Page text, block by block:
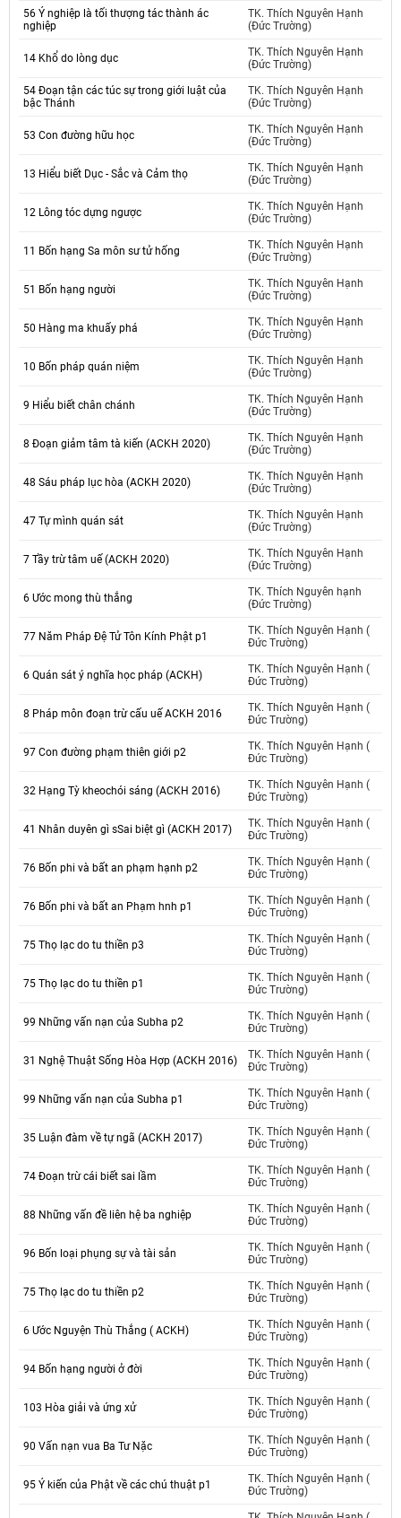
56 Ý nghiệp là tối thượng tác thành ác
nghiệp
TK. Thích Nguyên Hạnh
(Đức Trường)
14 Khổ do lòng dục
TK. Thích Nguyên Hạnh
(Đức Trường)
54 Đoạn tận các túc sự trong giới luật của
bậc Thánh
TK. Thích Nguyên Hạnh
(Đức Trường)
53 Con đường hữu học
TK. Thích Nguyên Hạnh
(Đức Trường)
13 Hiểu biết Dục - Sắc và Cảm thọ
TK. Thích Nguyên Hạnh
(Đức Trường)
12 Lông tóc dựng ngược
TK. Thích Nguyên Hạnh
(Đức Trường)
11 Bốn hạng Sa môn sư tử hống
TK. Thích Nguyên Hạnh
(Đức Trường)
51 Bốn hạng người
TK. Thích Nguyên Hạnh
(Đức Trường)
50 Hàng ma khuấy phá
TK. Thích Nguyên Hạnh
(Đức Trường)
10 Bốn pháp quán niệm
TK. Thích Nguyên Hạnh
(Đức Trường)
9 Hiểu biết chân chánh
TK. Thích Nguyên Hạnh
(Đức Trường)
8 Đoạn giảm tâm tà kiến (ACKH 2020)
TK. Thích Nguyên Hạnh
(Đức Trường)
48 Sáu pháp lục hòa (ACKH 2020)
TK. Thích Nguyên Hạnh
(Đức Trường)
47 Tự mình quán sát
TK. Thích Nguyên Hạnh
(Đức Trường)
7 Tầy trừ tâm uế (ACKH 2020)
TK. Thích Nguyên Hạnh
(Đức Trường)
6 Ước mong thù thắng
TK. Thích Nguyên hạnh
(Đức Trường)
77 Năm Pháp Đệ Tử Tôn Kính Phật p1
TK. Thích Nguyên Hạnh (
Đức Trường)
6 Quán sát ý nghĩa học pháp (ACKH)
TK. Thích Nguyên Hạnh (
Đức Trường)
8 Pháp môn đoạn trừ cấu uế ACKH 2016
TK. Thích Nguyên Hạnh (
Đức Trường)
97 Con đường phạm thiên giới p2
TK. Thích Nguyên Hạnh (
Đức Trường)
32 Hạng Tỳ kheochói sáng (ACKH 2016)
TK. Thích Nguyên Hạnh (
Đức Trường)
41 Nhân duyên gì sSai biệt gì (ACKH 2017)
TK. Thích Nguyên Hạnh (
Đức Trường)
76 Bốn phi và bất an phạm hạnh p2
TK. Thích Nguyên Hạnh (
Đức Trường)
76 Bốn phi và bất an Phạm hnh p1
TK. Thích Nguyên Hạnh (
Đức Trường)
75 Thọ lạc do tu thiền p3
TK. Thích Nguyên Hạnh (
Đức Trường)
75 Thọ lạc do tu thiền p1
TK. Thích Nguyên Hạnh (
Đức Trường)
99 Những vấn nạn của Subha p2
TK. Thích Nguyên Hạnh (
Đức Trường)
31 Nghệ Thuật Sống Hòa Hợp (ACKH 2016)
TK. Thích Nguyên Hạnh (
Đức Trường)
99 Những vấn nạn của Subha p1
TK. Thích Nguyên Hạnh (
Đức Trường)
35 Luận đàm về tự ngã (ACKH 2017)
TK. Thích Nguyên Hạnh (
Đức Trường)
74 Đoạn trừ cái biết sai lầm
TK. Thích Nguyên Hạnh (
Đức Trường)
88 Những vấn đề liên hệ ba nghiệp
TK. Thích Nguyên Hạnh (
Đức Trường)
96 Bốn loại phụng sự và tài sản
TK. Thích Nguyên Hạnh (
Đức Trường)
75 Thọ lạc do tu thiền p2
TK. Thích Nguyên Hạnh (
Đức Trường)
6 Ước Nguyện Thù Thắng ( ACKH)
TK. Thích Nguyên Hạnh (
Đức Trường)
94 Bốn hạng người ở đời
TK. Thích Nguyên Hạnh (
Đức Trường)
103 Hòa giải và ứng xử
TK. Thích Nguyên Hạnh (
Đức Trường)
90 Vấn nạn vua Ba Tư Nặc
TK. Thích Nguyên Hạnh (
Đức Trường)
95 Ý kiến của Phật về các chú thuật p1
TK. Thích Nguyên Hạnh (
Đức Trường)